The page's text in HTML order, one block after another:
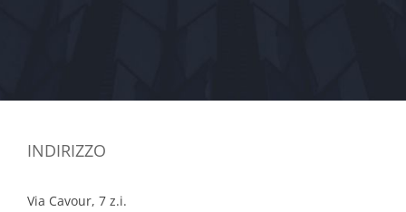
INDIRIZZO
Via Cavour, 7 z.i.